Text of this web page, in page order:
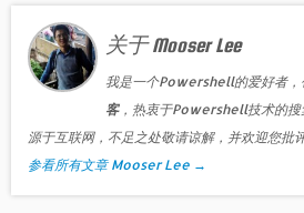
关于 Mooser Lee
我是一个Powershell的爱好者，
客，热衷于Powershell技术的搜
源于互联网，不足之处敬请谅解，并欢迎您批评
参看所有文章 Mooser Lee →